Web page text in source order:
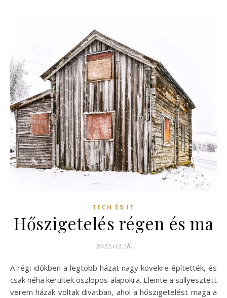
TECH ÉS IT
Hőszigetelés régen és ma
2022.02.28.
A régi időkben a legtöbb házat nagy kövekre építették, és
csak néha kerültek oszlopos alapokra. Eleinte a süllyesztett
verem házak voltak divatban, ahol a hőszigetelést maga a